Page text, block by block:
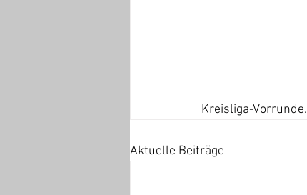
Kreisliga-Vorrunde.
Aktuelle Beiträge